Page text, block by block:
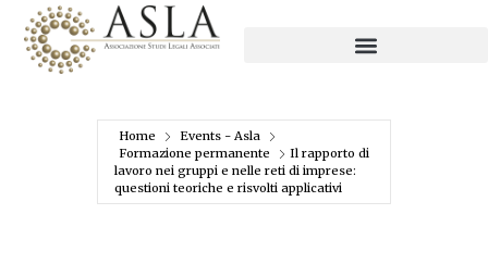
Home
Events - Asla
Formazione permanente
Il rapporto di
lavoro nei gruppi e nelle reti di imprese:
questioni teoriche e risvolti applicativi